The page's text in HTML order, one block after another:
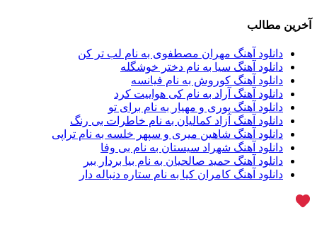
آراد عباسی
آراز 5
آراز آرا
آراز المان2
آراز نصیری1
آراکو1
آراکوم3
آران2
آران براتی1
آران براتی و ایمان حمیدی1
آران، مُوِرس و وینتِرس1
آرپژ1
1
آرتا اسدی
مطالب
دانلود آهنگ مهران مصطفوی به نام لب تر کن
دانلود آهنگ سیا به نام دختر خوشگله
دانلود آهنگ کوروش به نام فیانسه
دانلود آهنگ آراد به نام کی هواییت کرد
دانلود آهنگ پوری و مهیار به نام برای تو
دانلود آهنگ آزاد کمالیان به نام خاطرات بی رنگ
دانلود آهنگ شاهین میری و سپهر خلسه به نام تراپی
دانلود آهنگ شهراد سیستان به نام بی وفا
دانلود آهنگ حمید صالحیان به نام بیا بردار ببر
دانلود آهنگ کامران کیا به نام ستاره دنباله دار